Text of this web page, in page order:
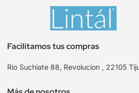
Facilitamos tus compras
Rio Suchiate 88, Revolucion , 22105